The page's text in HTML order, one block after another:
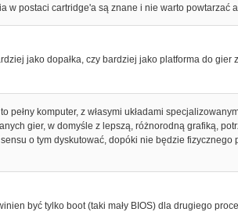
w postaci cartridge'a są znane i nie warto powtarzać
jako dopałka, czy bardziej jako platforma do
pełny komputer, z własymi układami
gier, w domyśle z lepszą, różnorodną grafiką,
o tym dyskutować, dopóki nie będzie fizycznego
być tylko boot (taki mały BIOS) dla drugiego